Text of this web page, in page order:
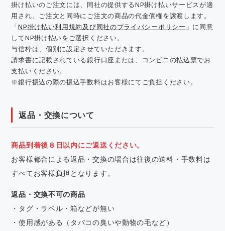
掛け払いのご注文には、同社の提供するNP掛け払いサービスが適
用され、ご注文と同時にご注文の商品の代金債権を譲渡します。
「NP掛け払い利用規約及び同社のプライバシーポリシー 」に同意
してNP掛け払いをご選択ください。
与信枠は、個別に設定させていただきます。
請求書に記載されている銀行口座または、コンビニの払込票でお
支払いください。
※銀行振込の際の振込手数料はお客様にてご負担ください。
返品・交換について
商品到着後８日以内にご返送ください。
お客様都合による返品・交換の場合は往復の送料・手数料は
すべてお客様負担となります。
返品・交換不可の商品
・タグ・ラベル・箱などが無い
・使用感がある（タバコの臭いや動物の毛など）